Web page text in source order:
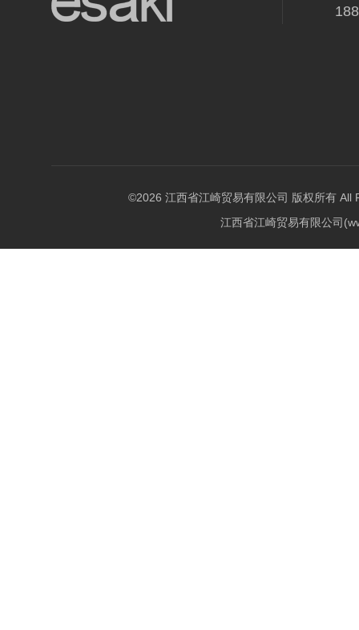
©2026 江西省江崎贸易有限公司 版权所有 All
江西省江崎贸易有限公司